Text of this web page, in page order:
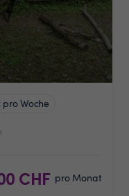
pro Woche
CHF pro Monat